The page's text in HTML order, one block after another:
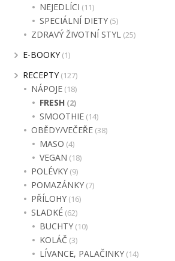
NEJEDLÍCI (11)
SPECIÁLNÍ DIETY (5)
ZDRAVÝ ŽIVOTNÍ STYL (25)
E-BOOKY(1)
RECEPTY(127)
NÁPOJE (18)
FRESH (2)
SMOOTHIE (14)
OBĚDY/VEČEŘE (38)
MASO (4)
VEGAN (18)
POLÉVKY (9)
POMAZÁNKY (7)
PŘÍLOHY (16)
SLADKÉ (62)
BUCHTY (10)
KOLÁČ (3)
LÍVANCE, PALAČINKY (14)